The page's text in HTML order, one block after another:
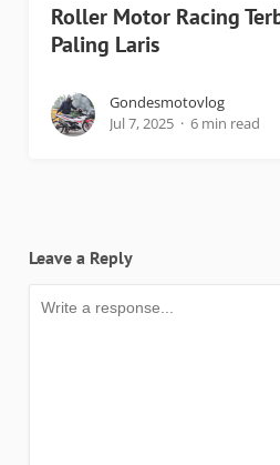
Roller Motor Racing
Paling Laris
Gondesmotovlog
Jul 7, 2025
6 min read
Leave a Reply